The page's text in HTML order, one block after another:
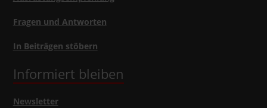
Fragen und Antworten
In Beiträgen stöbern
Informiert bleiben
Newsletter